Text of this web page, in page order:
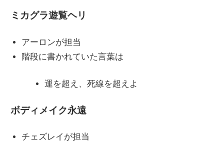
ミカグラ遊覧ヘリ
アーロンが担当
階段に書かれていた言葉は
運を超え、死線を超えよ
ボディメイク永遠
チェズレイが担当